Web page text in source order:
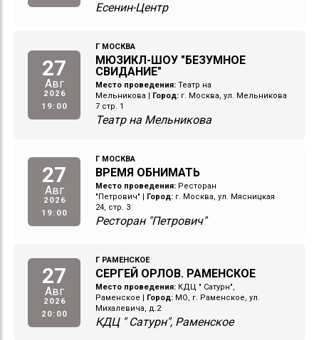
Есенин-Центр
27
Авг
2026
19:00
Г МОСКВА
МЮЗИКЛ-ШОУ "БЕЗУМНОЕ
СВИДАНИЕ"
Место проведения: Театр на
Мельникова
Город: г. Москва, ул. Мельникова
7 стр. 1
Театр на Мельникова
27
Авг
2026
19:00
Г МОСКВА
ВРЕМЯ ОБНИМАТЬ
Место проведения: Ресторан
"Петрович"
Город: г. Москва, ул. Мясницкая
24, стр. 3
Ресторан "Петрович"
27
Авг
2026
20:00
Г РАМЕНСКОЕ
СЕРГЕЙ ОРЛОВ. РАМЕНСКОЕ
Место проведения: КДЦ " Сатурн",
Раменское
Город: МО, г. Раменское, ул.
Михалевича, д.2
КДЦ " Сатурн", Раменское